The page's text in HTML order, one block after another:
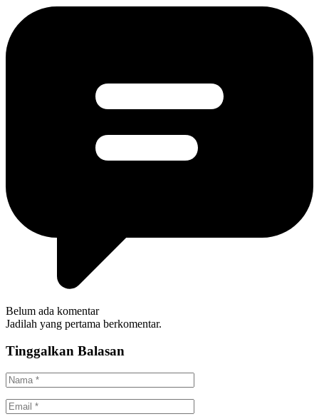
Belum ada komentar
Jadilah yang pertama berkomentar.
Tinggalkan Balasan